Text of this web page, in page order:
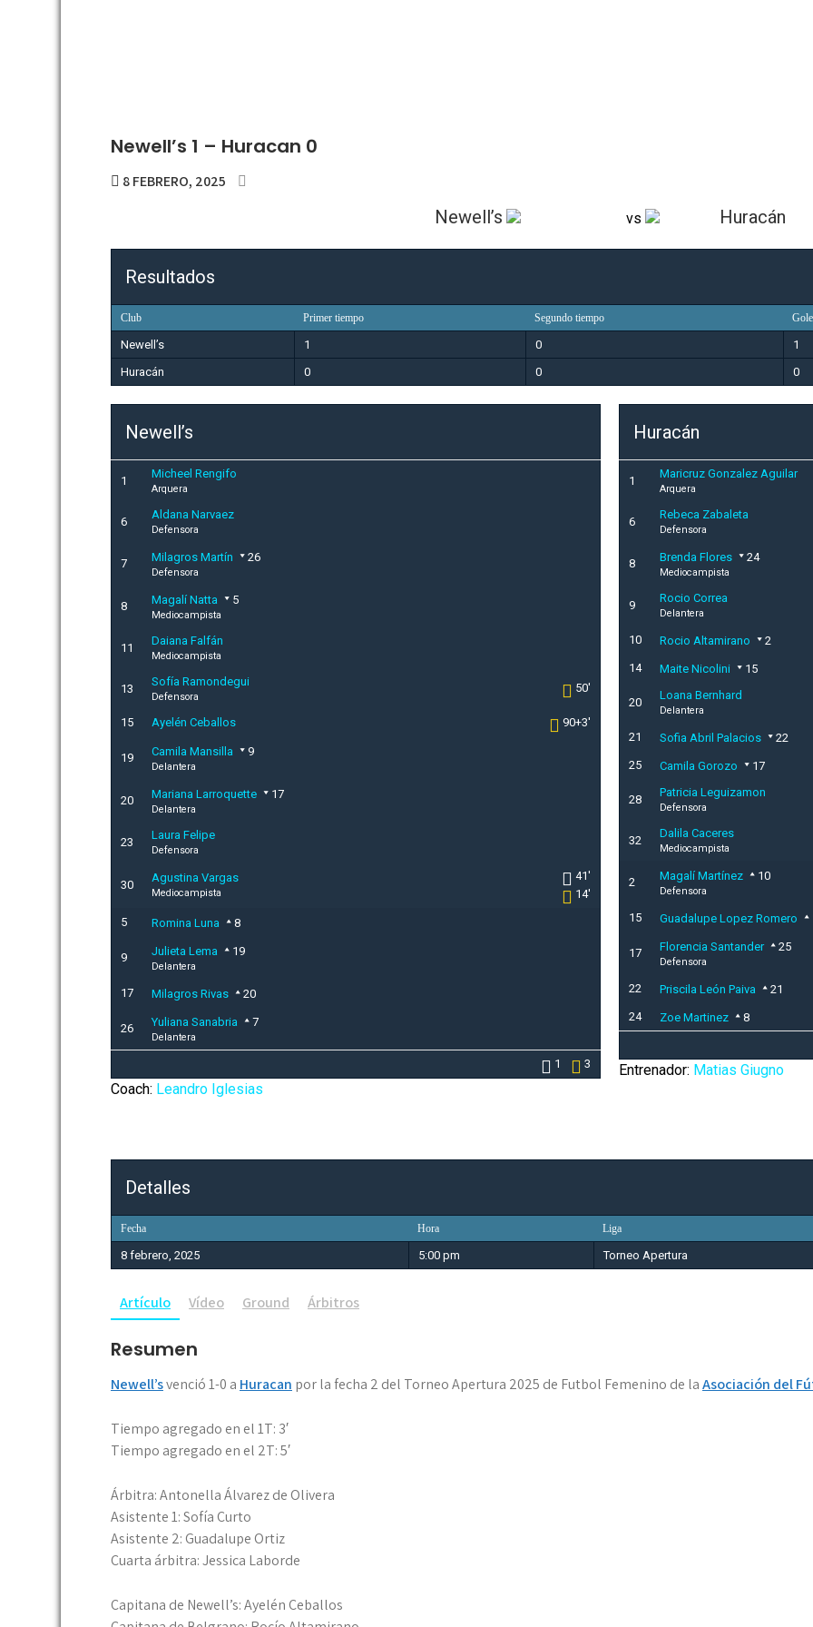
Newell’s 1 – Huracan 0
8 FEBRERO, 2025
Newell’s vs Huracán
Resultados
Club Primer tiempo Segundo tiempo
Newell’s 1 0 1
Huracán
0 0 0
Newell’s
1
Micheel Rengifo
Arquera
6
Aldana Narvaez
Defensora
7 Milagros Martín 26
Defensora
8 Magalí Natta 5
Mediocampista
11
Daiana Falfán
Mediocampista
13
Sofía Ramondegui
Defensora
50'
15 Ayelén Ceballos 90+3'
19 Camila Mansilla 9
Delantera
20 Mariana Larroquette 17
Delantera
23
Laura Felipe
Defensora
30
Agustina Vargas
Mediocampista
41'
14'
5 Romina Luna 8
9 Julieta Lema 19
Delantera
17 Milagros Rivas 20
26 Yuliana Sanabria 7
Delantera
1 3
Coach: Leandro Iglesias
Huracán
1
Maricruz Gonzalez Aguilar
Arquera
6
Rebeca Zabaleta
Defensora
8 Brenda Flores 24
Mediocampista
9
Rocio Correa
Delantera
10 Rocio Altamirano
2
14
Maite Nicolini 15
20
Loana Bernhard
Delantera
21 Sofia Abril Palacios
22
25
Camila Gorozo 17
28
Patricia Leguizamon
Defensora
32
Dalila Caceres
Mediocampista
2 Magalí Martínez 10
Defensora
15 Guadalupe Lopez Romero
17 Florencia Santander 25
Defensora
22 Priscila León Paiva 21
24 Zoe Martinez
8
Entrenador: Matias Giugno
Detalles
Fecha Hora Liga
8 febrero, 2025 5:00 pm Torneo Apertura
Artículo Vídeo Ground Árbitros
Resumen
Newell’svenció 1-0 a Huracan por la fecha 2 del Torneo Apertura 2025 de Futbol Femenino de laAsociación del
Tiempo agregado en el 1T: 3′
Tiempo agregado en el 2T: 5′
Árbitra: Antonella Álvarez de Olivera
Asistente 1: Sofía Curto
Asistente 2: Guadalupe Ortiz
Cuarta árbitra: Jessica Laborde
Capitana de Newell’s: Ayelén Ceballos